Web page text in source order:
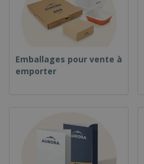
Emballages pour vente à
emporter